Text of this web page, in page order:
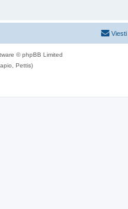
Viesti
© phpBB Limited
Pettis)